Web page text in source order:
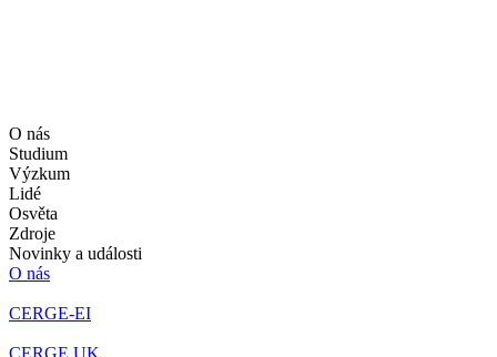
O nás
Studium
Výzkum
Lidé
Osvěta
Zdroje
Novinky a události
O nás
CERGE-EI
CERGE UK